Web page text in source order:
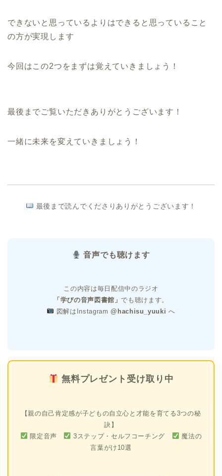
できないと思っているよりはできると思っていること
の方が実現します
今回はこの2つをまずは覚えていきましょう！
最後までご覧いただきありがとうございます！
一緒に未来を変えていきましょう！
最後まで読んでくださりありがとうございます！
音声でも聴けます
この内容は毎日配信中のラジオ
「学びの音声図書館」 でも聴けます。
図解はInstagram@hachisu_yuuki へ
無料プレゼント受け取り中
【親の自己肯定感が子どもの自立心と才能を育てる3つの秘
訣】
限定音声
3ステップ・セルフコーチング
魔法の
言葉がけ10選